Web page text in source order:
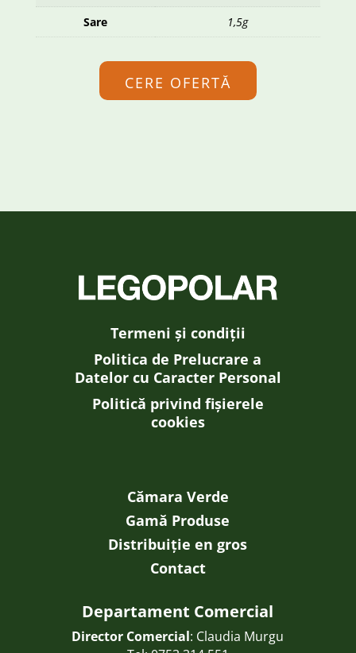
Sare
1,5g
CERE OFERTĂ
Termeni și condiții
Politica de Prelucrare a
Datelor cu Caracter Personal
Politică privind fișierele
cookies
Cămara Verde
Gamă Produse
Distribuiție en gros
Contact
Departament Comercial
Director Comercial: Claudia Murgu